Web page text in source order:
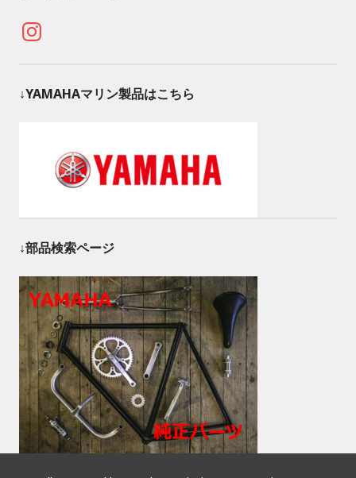
Instagram
↓YAMAHAマリン製品はこちら
↓部品検索ページ